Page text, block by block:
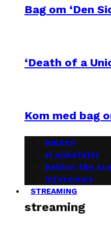
Bag om ‘Den
‘Death of a
Kom med bag
pulsen
vi anbefaler
behind the
interviews
STREAMING
streaming